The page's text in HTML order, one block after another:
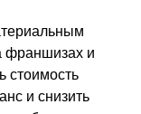
франшизах и
стоимость
и снизить